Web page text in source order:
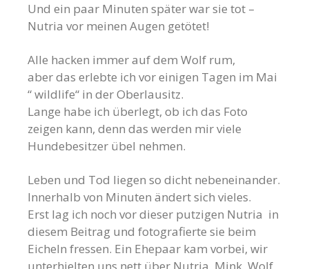
Und ein paar Minuten später war sie tot –
Nutria vor meinen Augen getötet!
Alle hacken immer auf dem Wolf rum,
aber das erlebte ich vor einigen Tagen im Mai
“ wildlife“ in der Oberlausitz.
Lange habe ich überlegt, ob ich das Foto
zeigen kann, denn das werden mir viele
Hundebesitzer übel nehmen.
Leben und Tod liegen so dicht nebeneinander.
Innerhalb von Minuten ändert sich vieles.
Erst lag ich noch vor dieser putzigen Nutria in
diesem Beitrag und fotografierte sie beim
Eicheln fressen. Ein Ehepaar kam vorbei, wir